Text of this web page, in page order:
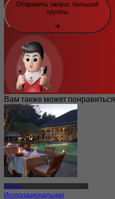
Отправить запрос большой
группы
Вам также может понравиться
Хуахин
Интернациональная